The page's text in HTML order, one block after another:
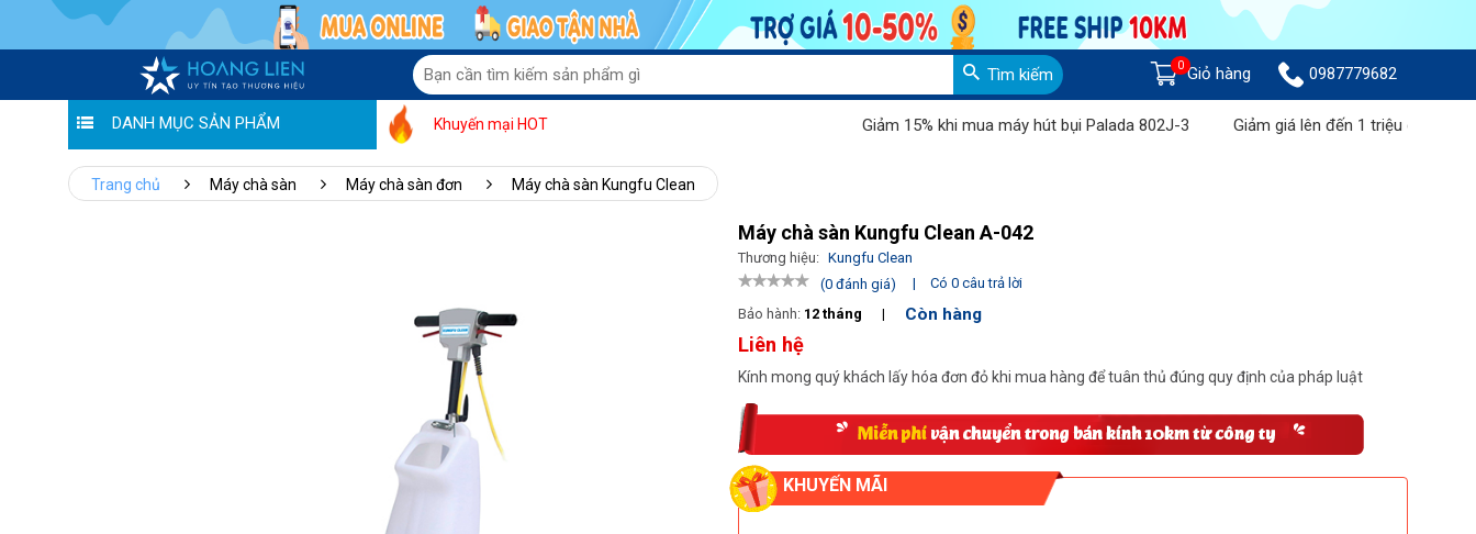
Tìm kiếm 0 Giỏ hàng 0987779682
DANH MỤC SẢN PHẨM Khuyến mại HOT Giảm 15% khi mua máy hút bụi Palada 802J-3 Giảm giá lên đến 1 triệu đồng khi mua
Trang chủ Máy chà sàn Máy chà sàn đơn Máy chà sàn Kungfu Clean
Máy chà sàn Kungfu Clean A-042
Thương hiệu: Kungfu Clean
(0 đánh giá)
|
Có 0 câu trả lời
Bảo hành: 12 tháng | Còn hàng
Liên hệ
Kính mong quý khách lấy hóa đơn đỏ khi mua hàng để tuân thủ đúng quy định của pháp luật
KHUYẾN MÃI